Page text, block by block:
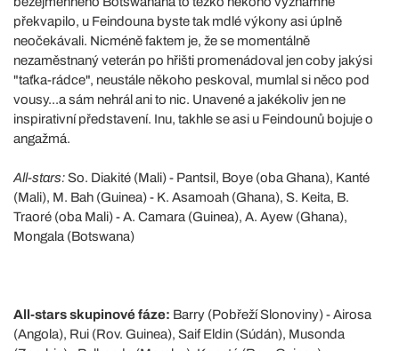
překvapilo, u Feindouna byste tak mdlé výkony asi úplně
neočekávali. Nicméně faktem je, že se momentálně
nezaměstnaný veterán po hřišti promenádoval jen coby jakýsi
"taťka-rádce", neustále někoho peskoval, mumlal si něco pod
vousy...a sám nehrál ani to nic. Unavené a jakékoliv jen ne
inspirativní představení. Inu, takhle se asi u Feindounů bojuje o
angažmá.
All-stars:So. Diakité (Mali) - Pantsil, Boye (oba Ghana), Kanté
(Mali), M. Bah (Guinea) - K. Asamoah (Ghana), S. Keita, B.
Traoré (oba Mali) - A. Camara (Guinea), A. Ayew (Ghana),
Mongala (Botswana)
All-stars skupinové fáze: Barry (Pobřeží Slonoviny) - Airosa
(Angola), Rui (Rov. Guinea), Saif Eldin (Súdán), Musonda